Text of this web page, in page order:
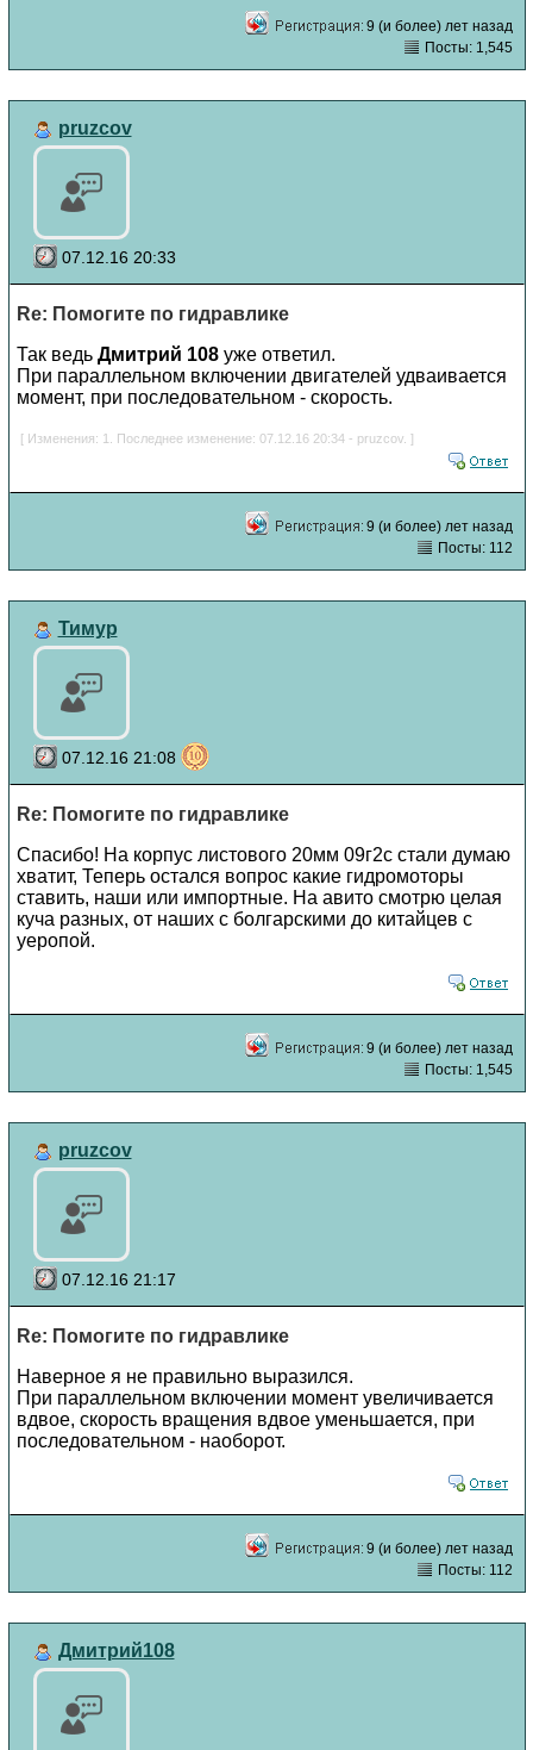
9 (и более) лет назад
Посты: 1,545
pruzcov
07.12.16 20:33
Re: Помогите по гидравлике
Так ведь Дмитрий 108уже ответил.
При параллельном включении двигателей удваивается
момент, при последовательном - скорость.
[ Изменения: 1. Последнее изменение: 07.12.16 20:34 - pruzcov. ]
9 (и более) лет назад
Посты: 112
Тимур
07.12.16 21:08
Re: Помогите по гидравлике
Спасибо! На корпус листового 20мм 09г2с стали думаю
хватит, Теперь остался вопрос какие гидромоторы
ставить, наши или импортные. На авито смотрю целая
куча разных, от наших с болгарскими до китайцев с
уеропой.
9 (и более) лет назад
Посты: 1,545
pruzcov
07.12.16 21:17
Re: Помогите по гидравлике
Наверное я не правильно выразился.
При параллельном включении момент увеличивается
вдвое, скорость вращения вдвое уменьшается, при
последовательном - наоборот.
9 (и более) лет назад
Посты: 112
Дмитрий108